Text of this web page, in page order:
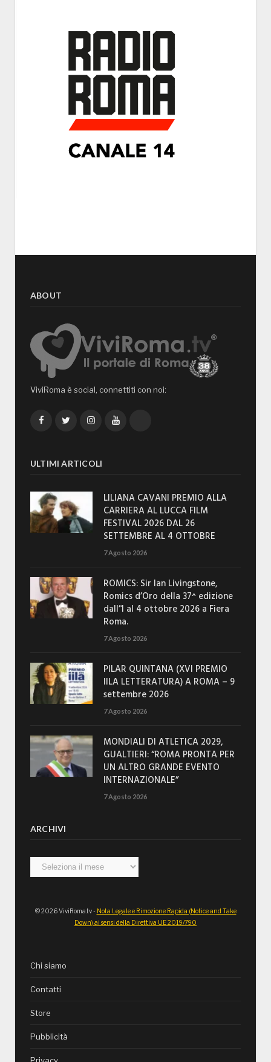
ABOUT
ViviRoma è social, connettiti con noi:
FacebookTwitterInstagramYouTube
ULTIMI ARTICOLI
LILIANA CAVANI PREMIO ALLA
CARRIERA AL LUCCA FILM
FESTIVAL 2026 DAL 26
SETTEMBRE AL 4 OTTOBRE
7 Agosto 2026
ROMICS: Sir Ian Livingstone,
Romics d’Oro della 37^ edizione
dall’1 al 4 ottobre 2026 a Fiera
Roma.
7 Agosto 2026
PILAR QUINTANA (XVI PREMIO
IILA LETTERATURA) A ROMA – 9
settembre 2026
7 Agosto 2026
MONDIALI DI ATLETICA 2029,
GUALTIERI: “ROMA PRONTA PER
UN ALTRO GRANDE EVENTO
INTERNAZIONALE”
7 Agosto 2026
ARCHIVI
Archivi
© 2026 ViviRoma.tv - Nota Legale e Rimozione Rapida (Notice and Take
Down) ai sensi della Direttiva UE 2019/790
Chi siamo
Contatti
Store
Pubblicità
Privacy